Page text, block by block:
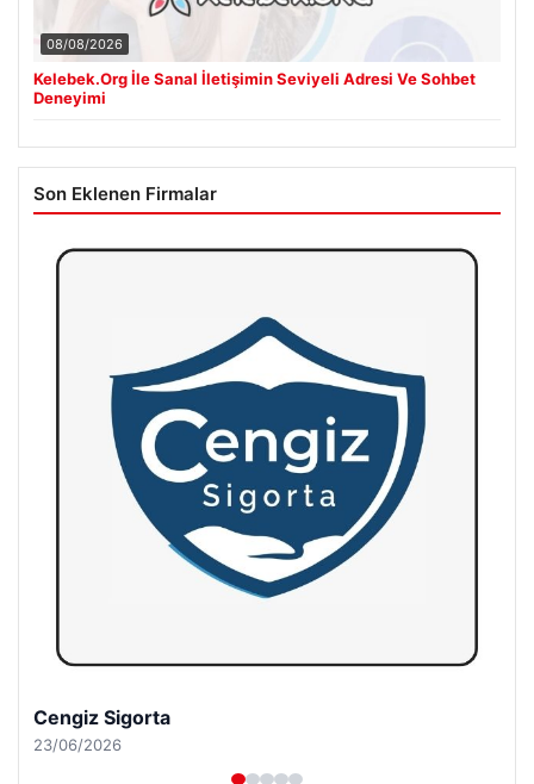
08/08/2026
Kelebek.Org İle Sanal İletişimin Seviyeli Adresi Ve Sohbet
Deneyimi
Son Eklenen Firmalar
Hastaş Beton
26/05/2026